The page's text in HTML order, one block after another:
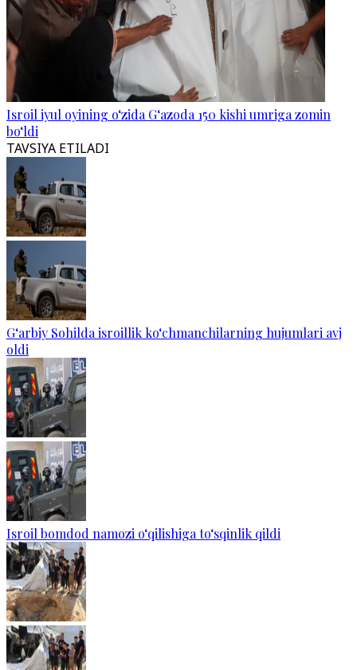
Isroil iyul oyining o‘zida G‘azoda 150 kishi umriga zomin
bo‘ldi
TAVSIYA ETILADI
G‘arbiy Sohilda isroillik ko‘chmanchilarning hujumlari avj
oldi
Isroil bomdod namozi o‘qilishiga to‘sqinlik qildi